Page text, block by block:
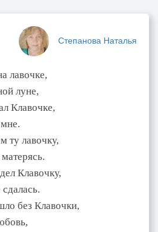
Степанова Наталья
лавочке,
луне,
Клавочке,
ту лавочку,
Клавочку,
без Клавочки,